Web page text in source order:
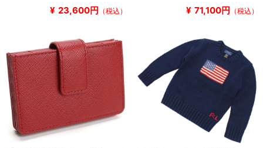
¥ 23,600円 （税込） ¥ 71,100円 （税込）